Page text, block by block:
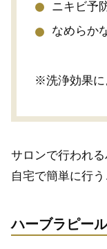
ニキビ予
なめらか
※洗浄効果に
サロンで行われる
自宅で簡単に行う
ハーブラピー